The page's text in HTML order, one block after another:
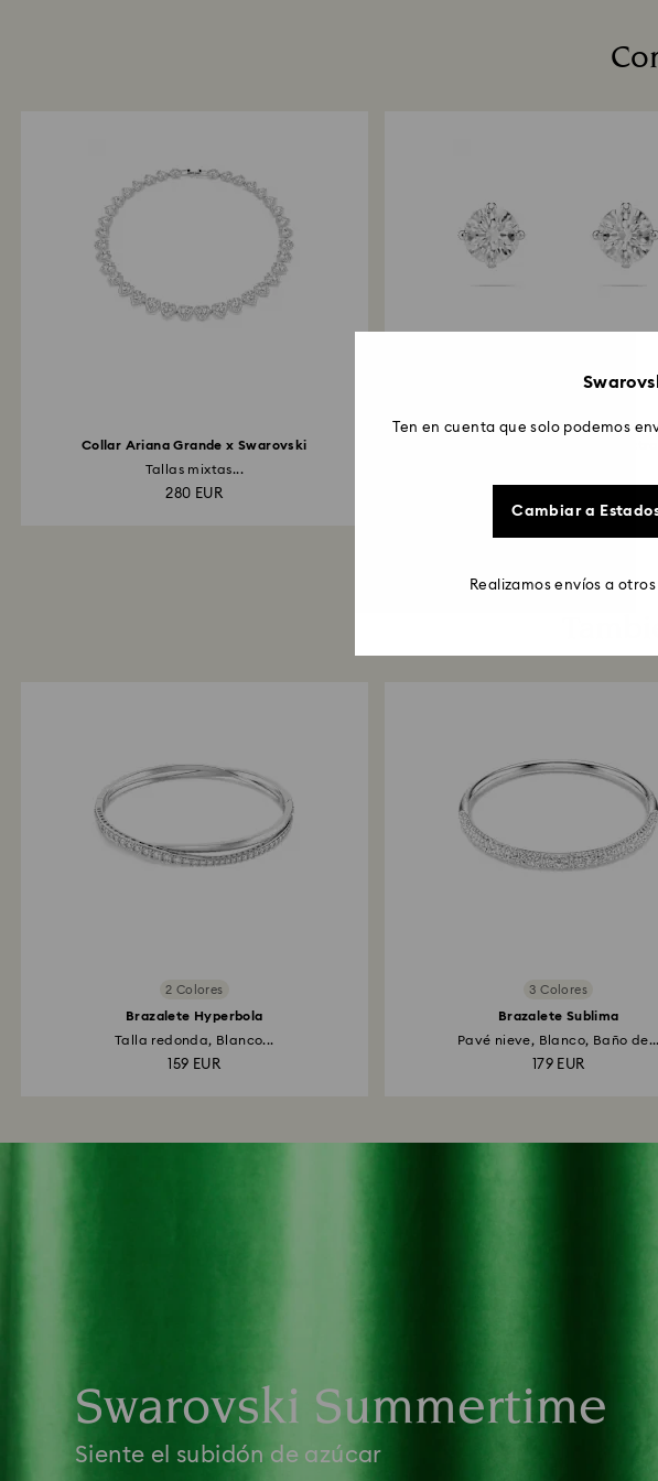
Collar Ariana Grande x Swarovski
Tallas mixtas...
280 EUR
2 Colores
Brazalete Hyperbola
Talla redonda, Blanco...
159 EUR
3 Colores
Brazalete Sublima
Pavé nieve, Blanco, Baño de...
179 EUR
Swarovski Summertime
Siente el subidón de azúcar
Ten en cuenta que solo podemos
Cambiar a
Realizamos envíos a